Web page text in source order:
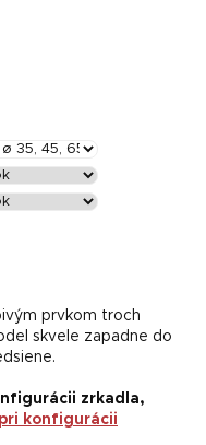
prvkom troch
skvele zapadne do
zrkadla,
konfigurácii